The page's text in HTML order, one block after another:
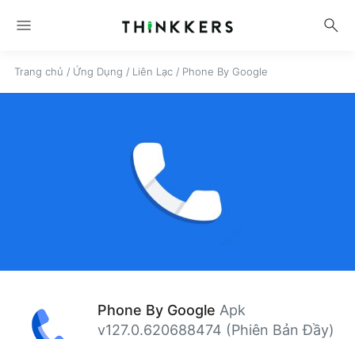
menu search
Trang chủ / Ứng Dụng / Liên Lạc/ Phone By Google
Phone By Google Apk
v127.0.620688474 (Phiên Bản Đầy)